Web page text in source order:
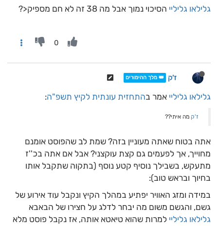
גלילאו גליליי הסיכוי נמוך אבל מה 38 זה לא חם מספיק<?
0
ז'ק 👑 מלך ההימורים
גלילאו גליליי אמר בהתחזית עונתית לקיץ תשפ"ה:
ז'ק מה איתי??
אתה בטוח שאתה מעוניין בזה? שמת לב שהפוסט אומנם
מחוייך, אך לפעמים גם קצת עוקצני? אבל אם אתה בכ''ז
מתעקש, בשבילך נוסיף קטע נוסף (בתקוה שתקבל אותו
בחיוך ובראש טוב):
במידה ומזג האוויר יפתיע במהלך הקיץ ונקבל עוד אירוע של
גשם, והגשם משום מה יבחר לדלג על חצירו של הבאבא
גלילאו גליליי למרות שהוא טיאטא אותה, אז נקבל פוסט מלא